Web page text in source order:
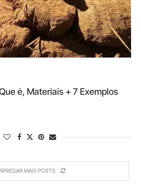
é, Materiais + 7 Exemplos
MAIS POSTS